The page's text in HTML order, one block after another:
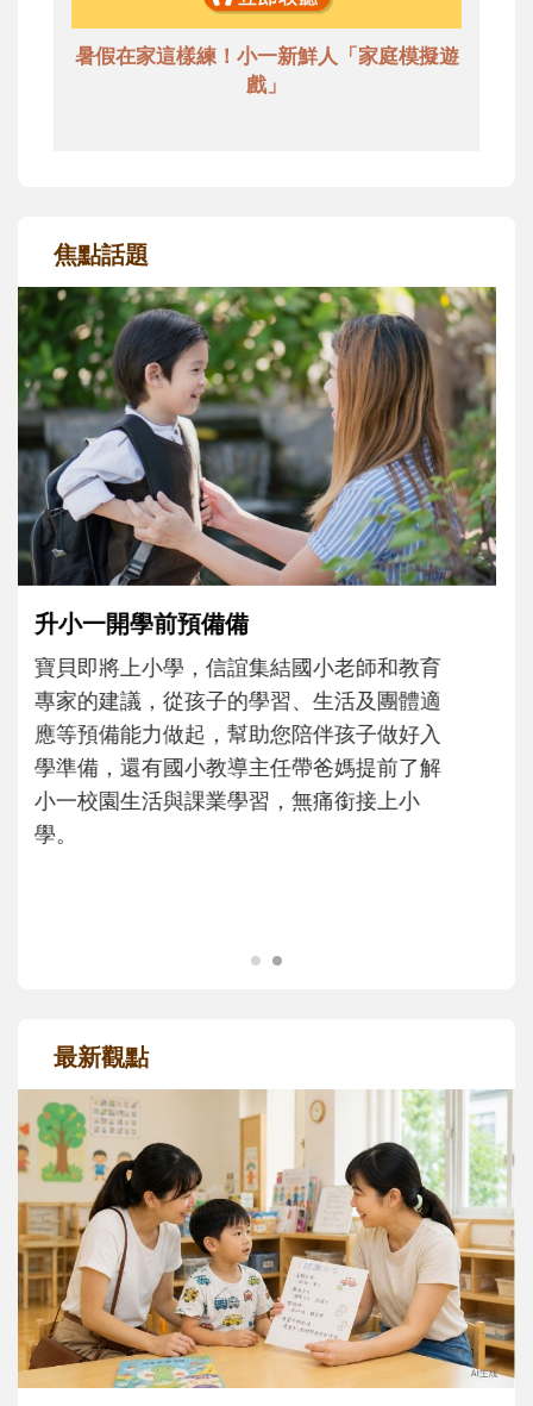
暑假在家這樣練！小一新鮮人「家庭模擬遊
戲」
焦點話題
和孩子一起長大的那個男人│讀懂父親的
不同模樣
沒有人天生就擅長當爸爸！男人總是在一次
次「前所未有」的體驗中，跟著孩子一起長
大。從給予安全感的肢體遊戲，到獨立自
主、角色認同及解決問題的能力養成。爸爸
正嘗試用不同的模樣，參與孩子每個重要的
最新觀點